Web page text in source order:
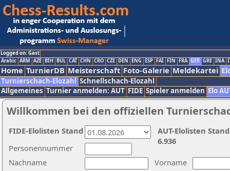
Logged on: Gast
Arabic ARM AZE BIH BUL CAT CHN CRO CZE DEN ENG ESP FAI FIN FRA GER GRE INA
Home TurnierDB Meisterschaft Foto-Galerie Meldekartei
Turnierschach-Elozahl Schnellschach-Elozahl
Allgemeines Turnier anmelden: AUT FIDE Spieler anmelden Elo
Willkommen bei den offiziellen
Nachname
Vorname
Personennummer
AUT-Elolisten
6.936
FIDE-Elolisten Stand